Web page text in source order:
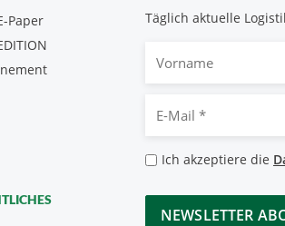
Täglich aktuelle
Mail
Ich akzeptiere die
CAPTCHA
Paper